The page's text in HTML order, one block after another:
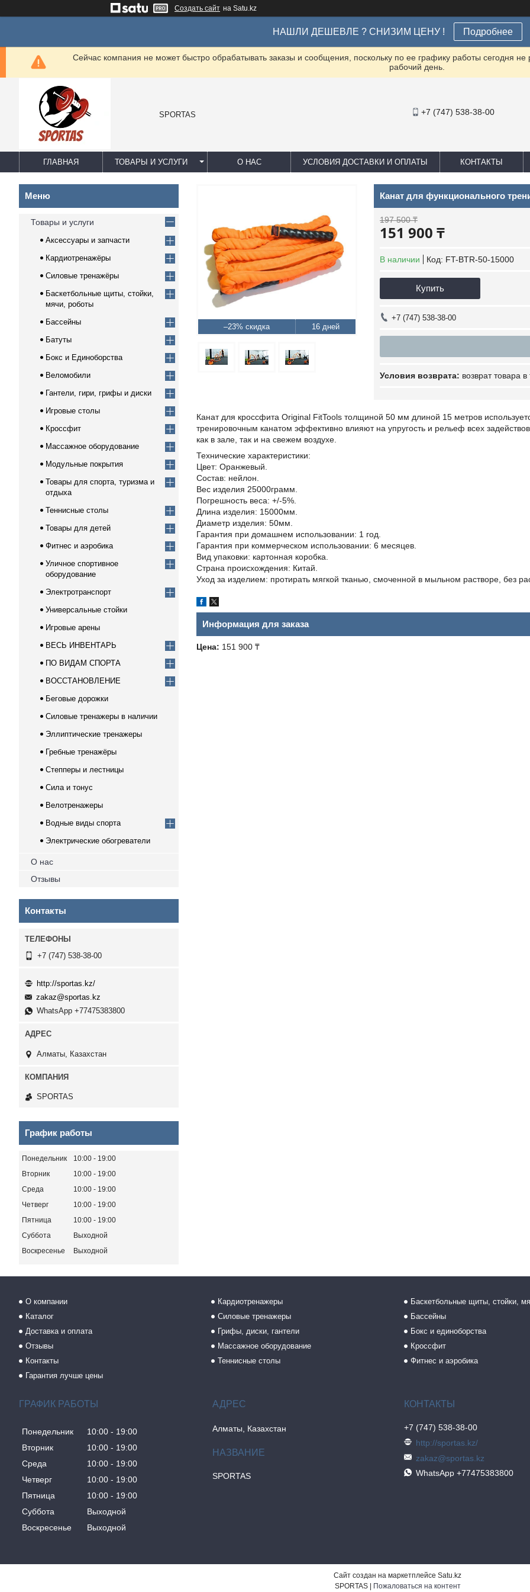
Создать сайт на Satu.kz
НАШЛИ ДЕШЕВЛЕ ? СНИЗИМ ЦЕНУ ! Подробнее
Сейчас компания не может быстро обрабатывать заказы и сообщения, поскольку по ее графику работы сегодня
рабочий день.
SPORTAS +7 (747) 538-38-00
ГЛАВНАЯ ТОВАРЫ И УСЛУГИ О НАС УСЛОВИЯ ДОСТАВКИ И ОПЛАТЫ КОНТАКТЫ
–23% 16 дней
Канат для функционального
197 500 ₸
151 900 ₸
В наличии Код: FT-BTR-50-15000
Купить
+7 (747) 538-38-00
возврат товара
Канат для кроссфита Original FitTools толщиной 50 мм длиной 15 метров
тренировочным канатом эффективно влияют на упругость и рельеф всех
как в зале, так и на свежем воздухе.
Технические характеристики:
Цвет: Оранжевый.
Состав: нейлон.
Вес изделия 25000грамм.
Погрешность веса: +/-5%.
Длина изделия: 15000мм.
Диаметр изделия: 50мм.
Гарантия при домашнем использовании: 1 год.
Гарантия при коммерческом использовании: 6 месяцев.
Вид упаковки: картонная коробка.
Страна происхождения: Китай.
Уход за изделием: протирать мягкой тканью, смоченной в мыльном растворе, без
Информация для заказа
Цена: 151 900 ₸
Товары и услуги
Аксессуары и запчасти
Кардиотренажёры
Силовые тренажёры
Баскетбольные щиты, стойки,
мячи, роботы
Бассейны
Батуты
Бокс и Единоборства
Веломобили
Гантели, гири, грифы и диски
Игровые столы
Кроссфит
Массажное оборудование
Модульные покрытия
Товары для спорта, туризма и
отдыха
Теннисные столы
Товары для детей
Фитнес и аэробика
Уличное спортивное
оборудование
Электротранспорт
Универсальные стойки
Игровые арены
ВЕСЬ ИНВЕНТАРЬ
ПО ВИДАМ СПОРТА
ВОССТАНОВЛЕНИЕ
Беговые дорожки
Силовые тренажеры в наличии
Эллиптические тренажеры
Гребные тренажёры
Степперы и лестницы
Сила и тонус
Велотренажеры
Водные виды спорта
Электрические обогреватели
О нас
Отзывы
Контакты
+7 (747) 538-38-00
http://sportas.kz/
zakaz@sportas.kz
WhatsApp +77475383800
Алматы, Казахстан
SPORTAS
График работы
Понедельник 10:00
19:00
Вторник
10:00
19:00
Среда
10:00
19:00
Четверг
10:00
19:00
Пятница
10:00
19:00
Суббота
Выходной
Воскресенье
Выходной
О компании
Каталог
Доставка и оплата
Отзывы
Контакты
Гарантия лучше цены
Кардиотренажеры
Силовые тренажеры
Грифы, диски, гантели
Массажное оборудование
Теннисные столы
Баскетбольные щиты, стойки,
Бассейны
Бокс и единоборства
Кроссфит
Фитнес и аэробика
ГРАФИК РАБОТЫ
Понедельник 10:00
19:00
Вторник
10:00
19:00
Среда
10:00
19:00
Четверг
10:00
19:00
Пятница
10:00
19:00
Суббота
Выходной
Воскресенье
Выходной
Алматы, Казахстан
SPORTAS
+7 (747) 538-38-00
http://sportas.kz/
zakaz@sportas.kz
WhatsApp +77475383800
Сайт создан на маркетплейсе Satu.kz
Пожаловаться на контент